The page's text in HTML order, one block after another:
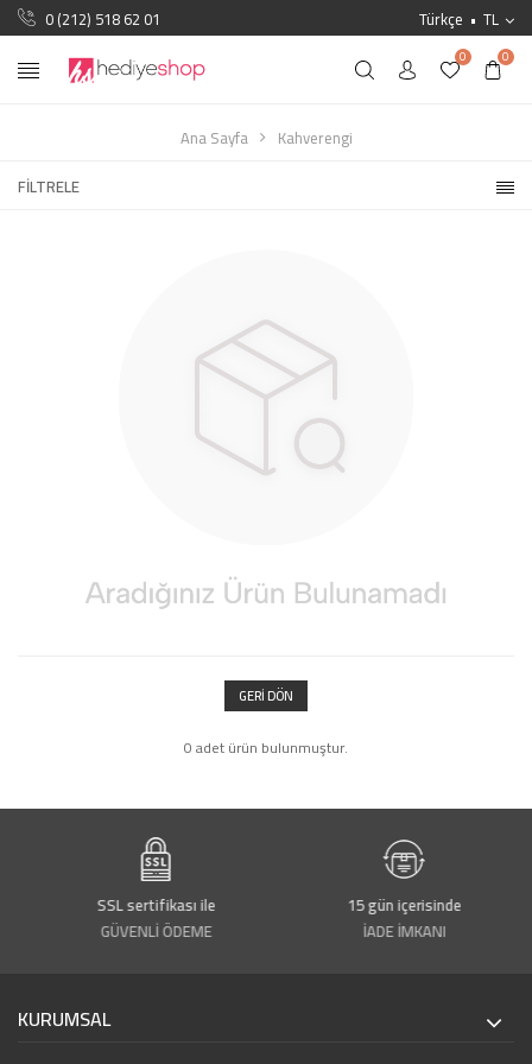
0 (212) 518 62 01 Türkçe TL
0 0
Ana Sayfa
Kahverengi
FILTRELE
GERI DÖN
0 adet ürün bulunmuştur.
SSL sertifikası ile
GÜVENLİ ÖDEME
15 gün içerisinde
İADE İMKANI
KURUMSAL